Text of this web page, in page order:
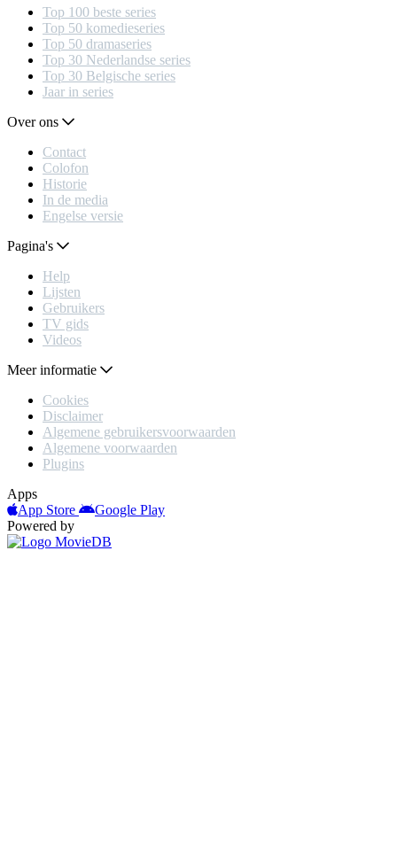
Top 100 beste series
Top 50 komedieseries
Top 50 dramaseries
Top 30 Nederlandse series
Top 30 Belgische series
Jaar in series
Over ons
Contact
Colofon
Historie
In de media
Engelse versie
Pagina's
Help
Lijsten
Gebruikers
TV gids
Videos
Meer informatie
Cookies
Disclaimer
Algemene gebruikersvoorwaarden
Algemene voorwaarden
Plugins
Apps
App Store
Google Play
Powered by